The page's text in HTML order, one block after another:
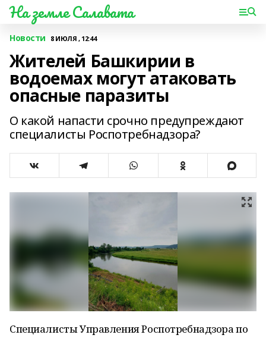
На земле Салавата
Новости 8 ИЮЛЯ , 12:44
Жителей Башкирии в
водоемах могут атаковать
опасные паразиты
О какой напасти срочно предупреждают
специалисты Роспотребнадзора?
Специалисты Управления Роспотребнадзора по